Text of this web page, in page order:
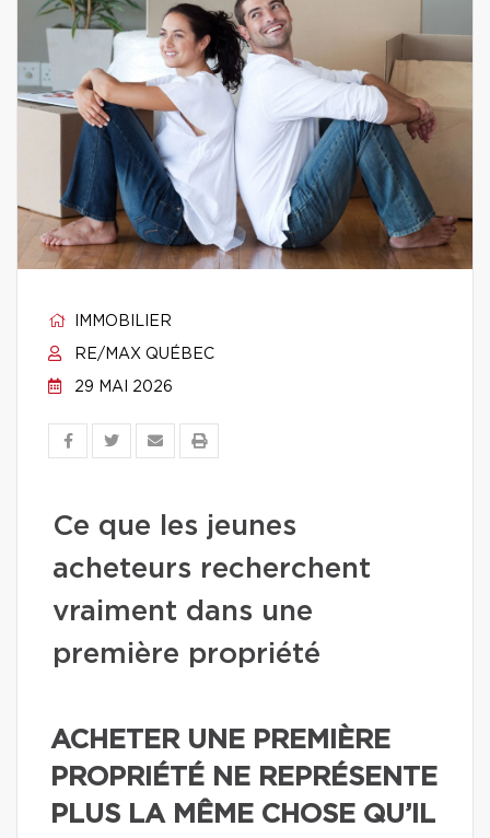
IMMOBILIER
RE/MAX QUÉBEC
29 MAI 2026
Ce que les jeunes
acheteurs recherchent
vraiment dans une
première propriété
ACHETER UNE PREMIÈRE
PROPRIÉTÉ NE REPRÉSENTE
PLUS LA MÊME CHOSE QU’IL